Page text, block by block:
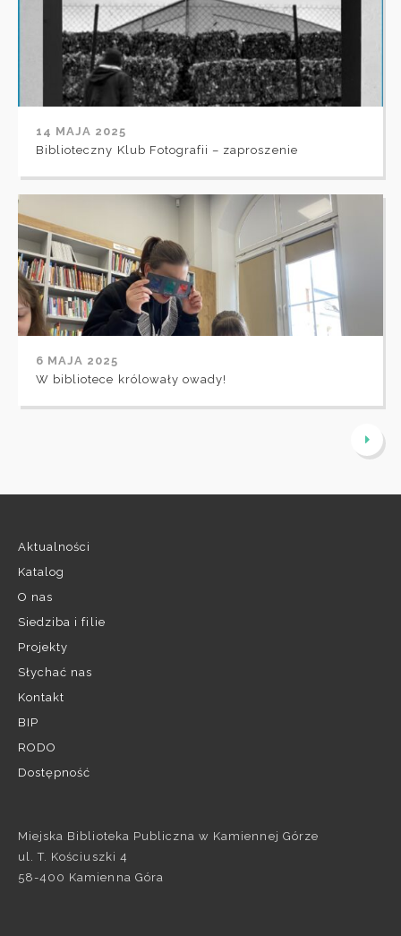
14 MAJA 2025
Biblioteczny Klub Fotografii – zaproszenie
6 MAJA 2025
W bibliotece królowały owady!
Aktualności
Katalog
O nas
Siedziba i filie
Projekty
Słychać nas
Kontakt
BIP
RODO
Dostępność
Miejska Biblioteka Publiczna w Kamiennej Górze
ul. T. Kościuszki 4
58-400 Kamienna Góra